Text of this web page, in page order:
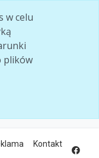
w celu
plików
Kontakt